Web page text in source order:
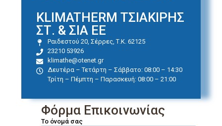
KLIMATHERM ΤΣΙΑΚΙΡΗΣ
ΣΤ. & ΣΙΑ ΕΕ
Ραιδεστού 20, Σέρρες, Τ.Κ. 62125
23210 53926
klimathe@otenet.gr
Δευτέρα – Τετάρτη – Σάββατο: 08:00 – 14:30
Τρίτη – Πέμπτη – Παρασκευή: 08:00 – 21:00
Φόρμα Επικοινωνίας
Το όνομά σας